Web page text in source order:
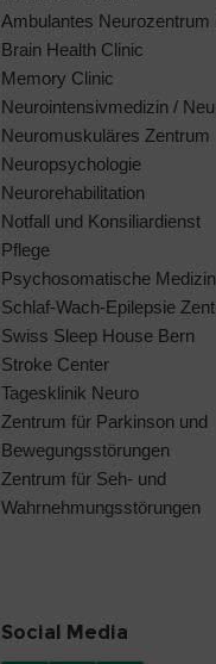
Ambulantes Neurozentrum
Brain Health Clinic
Memory Clinic
Neurointensivmedizin /
Neuromuskuläres Zentrum
Neuropsychologie
Neurorehabilitation
Notfall und Konsiliardienst
Pflege
Psychosomatische Medizin
Schlaf-Wach-Epilepsie
Swiss Sleep House Bern
Stroke Center
Tagesklinik Neuro
Zentrum für Parkinson und
Bewegungsstörungen
Zentrum für Seh- und
Wahrnehmungsstörungen
Social Media